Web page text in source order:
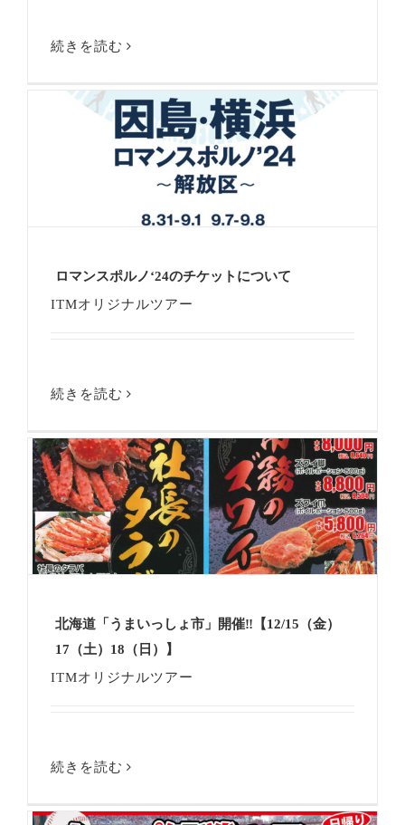
続きを読む
ロマンスポルノ‘24のチケットについて
ITMオリジナルツアー
続きを読む
北海道「うまいっしょ市」開催‼【12/15（金）
17（土）18（日）】
ITMオリジナルツアー
続きを読む